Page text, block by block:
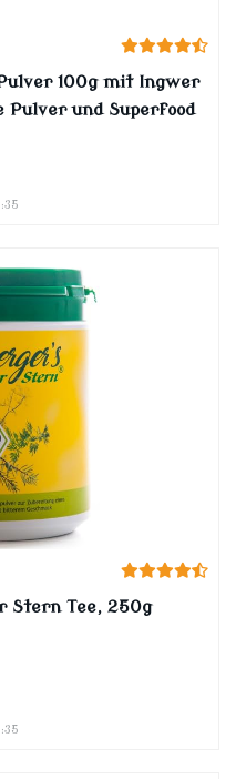
100g mit Ingwer
Pulver und Superfood
Greens
Stern Tee, 250g